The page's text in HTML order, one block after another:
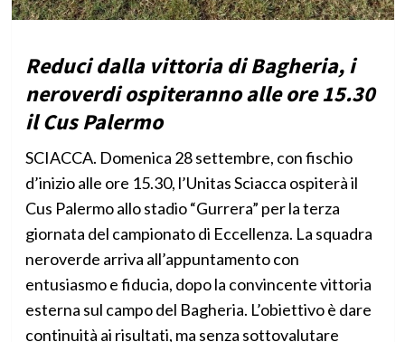
Reduci dalla vittoria di Bagheria, i
neroverdi ospiteranno alle ore 15.30
il Cus Palermo
SCIACCA. Domenica 28 settembre, con fischio
d’inizio alle ore 15.30, l’Unitas Sciacca ospiterà il
Cus Palermo allo stadio “Gurrera” per la terza
giornata del campionato di Eccellenza. La squadra
neroverde arriva all’appuntamento con
entusiasmo e fiducia, dopo la convincente vittoria
esterna sul campo del Bagheria. L’obiettivo è dare
continuità ai risultati, ma senza sottovalutare